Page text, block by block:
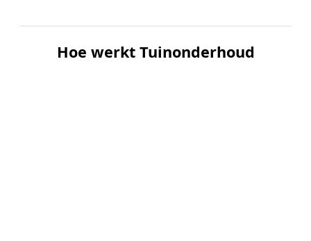
Hoe werkt Tuinonderhoud